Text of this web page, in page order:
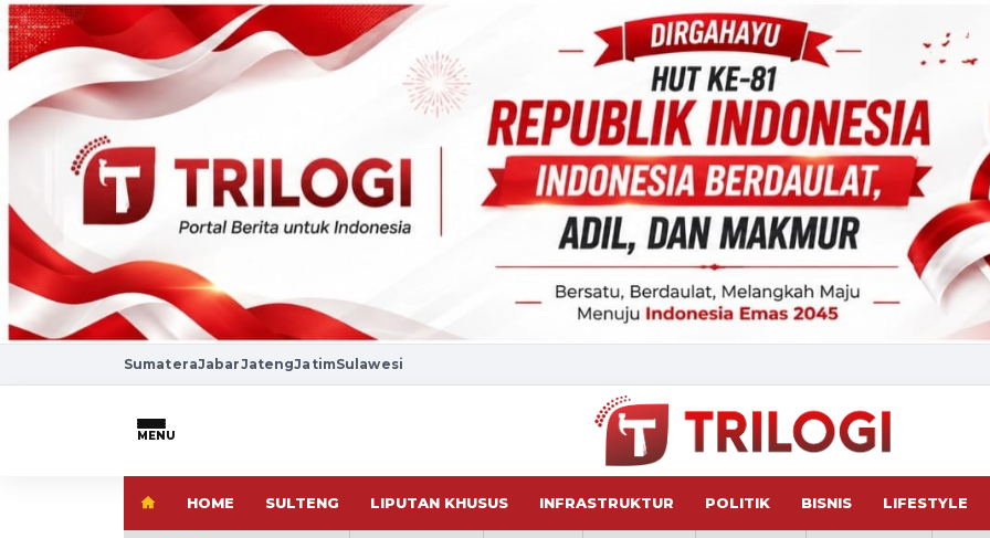
SumateraJabarJatengJatimSulawesi
MENU
HOME SULTENG LIPUTAN KHUSUS INFRASTRUKTUR POLITIK BISNIS LIFESTYLE